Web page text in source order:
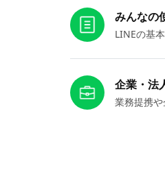
みんなの
LINEの基
企業・法
業務提携